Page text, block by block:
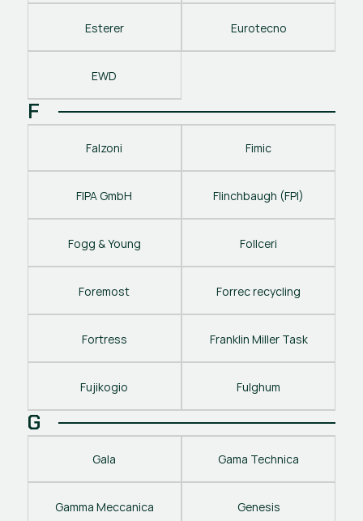
Esterer Eurotecno
EWD
F
Falzoni Fimic
FIPA GmbH Flinchbaugh (FPI)
Fogg & Young Follceri
Foremost Forrec recycling
Fortress Franklin Miller Task
Fujikogio Fulghum
G
Gala Gama Technica
Gamma Meccanica Genesis